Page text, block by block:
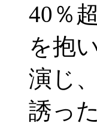
40％
を抱
演じ
誘っ